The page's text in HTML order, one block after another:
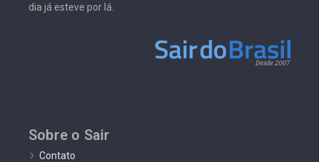
dia já esteve por lá.
Sobre o Sair
Contato